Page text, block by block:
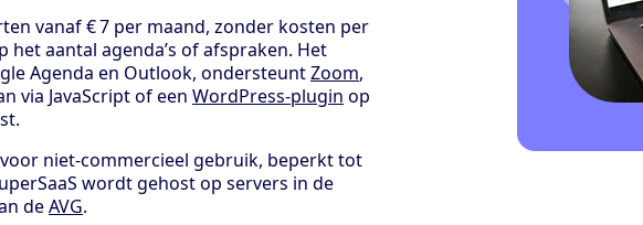
vanaf € 7 per maand, zonder kosten per
aantal agenda’s of afspraken. Het
Agenda en Outlook, ondersteuntZoom,
via JavaScript of een WordPress-plugin op
niet-commercieel gebruik, beperkt tot
wordt gehost op servers in de
deAVG.